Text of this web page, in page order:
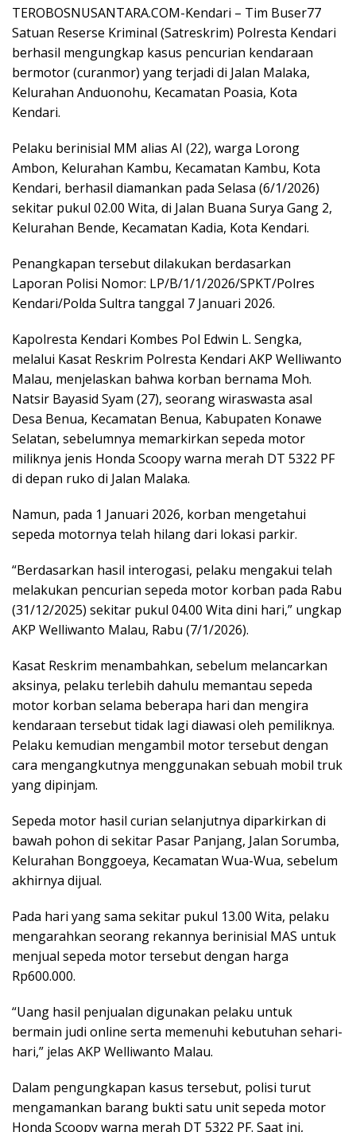
TEROBOSNUSANTARA.COM-Kendari – Tim Buser77
Satuan Reserse Kriminal (Satreskrim) Polresta Kendari
berhasil mengungkap kasus pencurian kendaraan
bermotor (curanmor) yang terjadi di Jalan Malaka,
Kelurahan Anduonohu, Kecamatan Poasia, Kota
Kendari.
Pelaku berinisial MM alias AI (22), warga Lorong
Ambon, Kelurahan Kambu, Kecamatan Kambu, Kota
Kendari, berhasil diamankan pada Selasa (6/1/2026)
sekitar pukul 02.00 Wita, di Jalan Buana Surya Gang 2,
Kelurahan Bende, Kecamatan Kadia, Kota Kendari.
Penangkapan tersebut dilakukan berdasarkan
Laporan Polisi Nomor: LP/B/1/1/2026/SPKT/Polres
Kendari/Polda Sultra tanggal 7 Januari 2026.
Kapolresta Kendari Kombes Pol Edwin L. Sengka,
melalui Kasat Reskrim Polresta Kendari AKP Welliwanto
Malau, menjelaskan bahwa korban bernama Moh.
Natsir Bayasid Syam (27), seorang wiraswasta asal
Desa Benua, Kecamatan Benua, Kabupaten Konawe
Selatan, sebelumnya memarkirkan sepeda motor
miliknya jenis Honda Scoopy warna merah DT 5322 PF
di depan ruko di Jalan Malaka.
Namun, pada 1 Januari 2026, korban mengetahui
sepeda motornya telah hilang dari lokasi parkir.
“Berdasarkan hasil interogasi, pelaku mengakui telah
melakukan pencurian sepeda motor korban pada Rabu
(31/12/2025) sekitar pukul 04.00 Wita dini hari,” ungkap
AKP Welliwanto Malau, Rabu (7/1/2026).
Kasat Reskrim menambahkan, sebelum melancarkan
aksinya, pelaku terlebih dahulu memantau sepeda
motor korban selama beberapa hari dan mengira
kendaraan tersebut tidak lagi diawasi oleh pemiliknya.
Pelaku kemudian mengambil motor tersebut dengan
cara mengangkutnya menggunakan sebuah mobil truk
yang dipinjam.
Sepeda motor hasil curian selanjutnya diparkirkan di
bawah pohon di sekitar Pasar Panjang, Jalan Sorumba,
Kelurahan Bonggoeya, Kecamatan Wua-Wua, sebelum
akhirnya dijual.
Pada hari yang sama sekitar pukul 13.00 Wita, pelaku
mengarahkan seorang rekannya berinisial MAS untuk
menjual sepeda motor tersebut dengan harga
Rp600.000.
“Uang hasil penjualan digunakan pelaku untuk
bermain judi online serta memenuhi kebutuhan sehari-
hari,” jelas AKP Welliwanto Malau.
Dalam pengungkapan kasus tersebut, polisi turut
mengamankan barang bukti satu unit sepeda motor
Honda Scoopy warna merah DT 5322 PF. Saat ini,